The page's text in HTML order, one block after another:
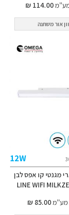
114.00 ₪
אור משתנה
12W
מגנטי קו אפס לבן
LINE WIFI
מע"מ85.00 ₪